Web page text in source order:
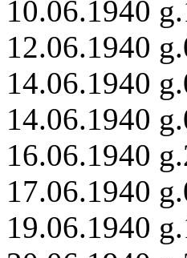
10.06.1940
12.06.1940
14.06.1940
14.06.1940
16.06.1940
17.06.1940
19.06.1940